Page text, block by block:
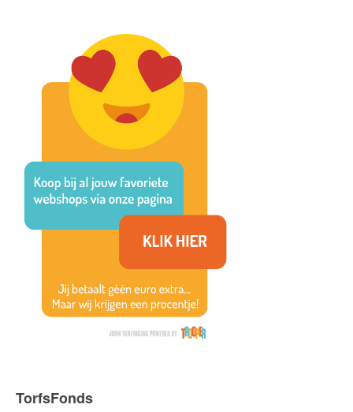
TorfsFonds